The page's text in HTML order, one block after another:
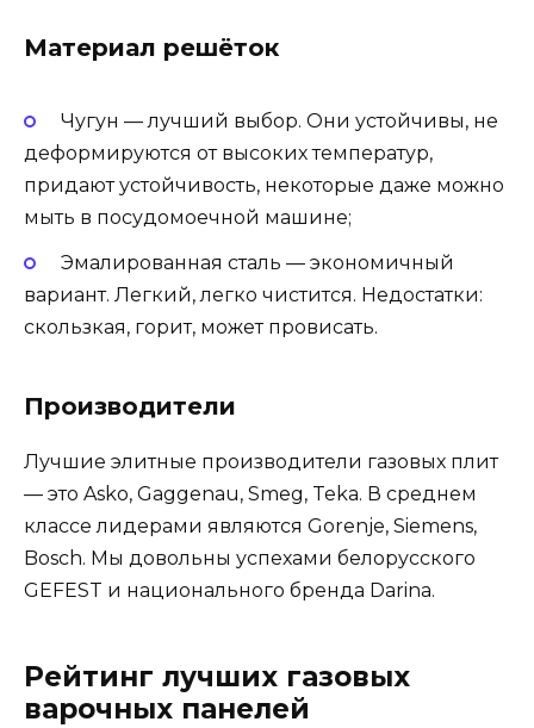
Материал решёток
Чугун — лучший выбор. Они устойчивы, не
деформируются от высоких температур,
придают устойчивость, некоторые даже можно
мыть в посудомоечной машине;
Эмалированная сталь — экономичный
вариант. Легкий, легко чистится. Недостатки:
скользкая, горит, может провисать.
Производители
Лучшие элитные производители газовых плит
— это Asko, Gaggenau, Smeg, Teka. В среднем
классе лидерами являются Gorenje, Siemens,
Bosch. Мы довольны успехами белорусского
GEFEST и национального бренда Darina.
Рейтинг лучших газовых
варочных панелей